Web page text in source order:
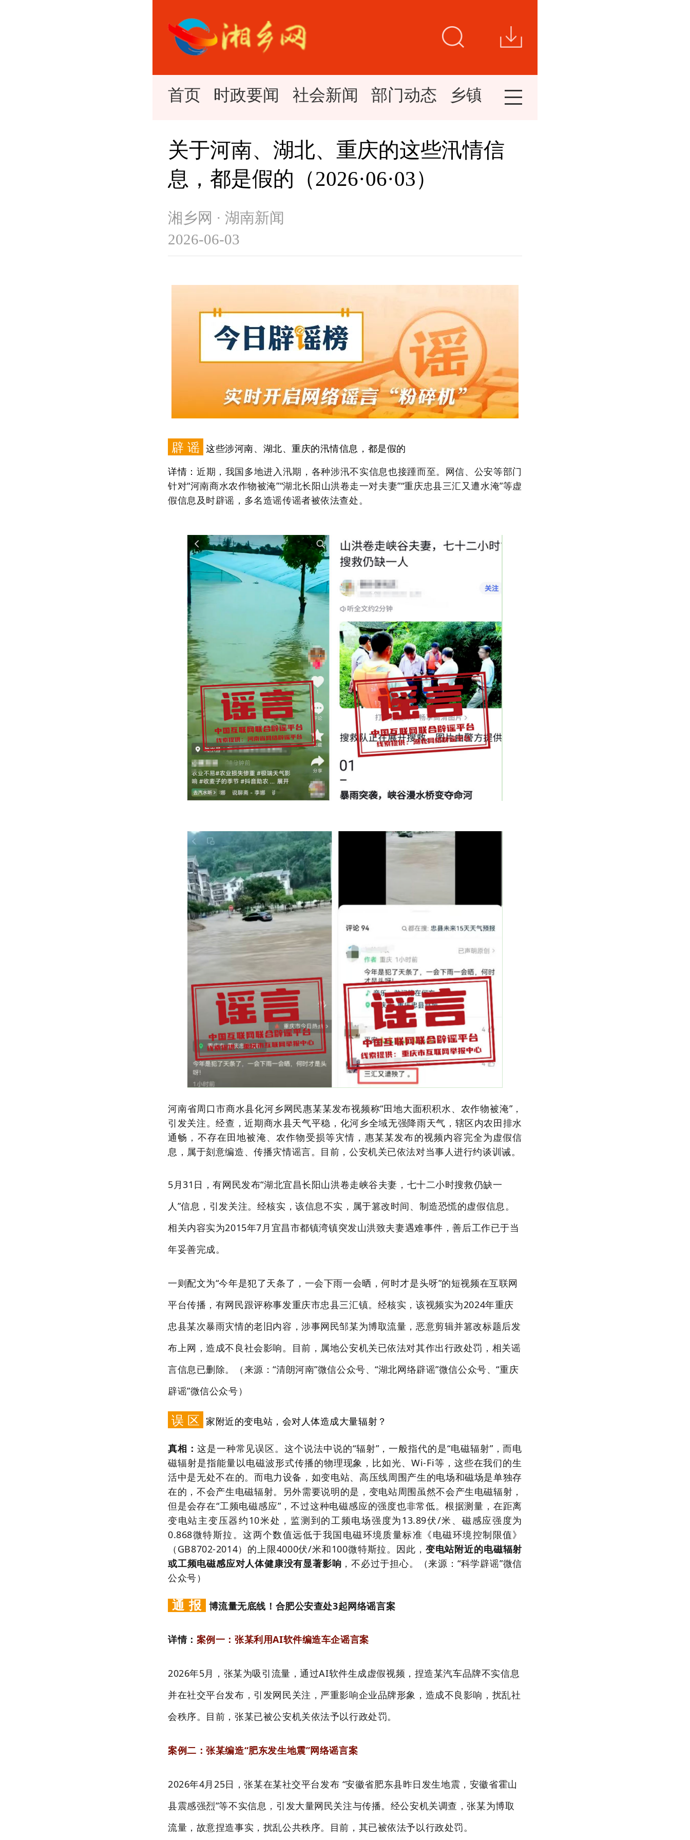
首页 时政要闻 社会新闻 部门动态 乡镇新闻
关于河南、湖北、重庆的这些汛情信
息，都是假的（2026·06·03）
湘乡网 · 湖南新闻
2026-06-03
辟 谣 这些涉河南、湖北、重庆的汛情信息，都是假的
详情： 近期，我国多地进入汛期，各种涉汛不实信息也接踵而至。网信、公安等部门
针对“河南商水农作物被淹”“湖北长阳山洪卷走一对夫妻”“重庆忠县三汇又遭水淹”等虚
假信息及时辟谣，多名造谣传谣者被依法查处。
河南省周口市商水县化河乡网民惠某某发布视频称“田地大面积积水、农作物被淹”，
引发关注。经查，近期商水县天气平稳，化河乡全域无强降雨天气，辖区内农田排水
通畅，不存在田地被淹、农作物受损等灾情，惠某某发布的视频内容完全为虚假信
息，属于刻意编造、传播灾情谣言。目前，公安机关已依法对当事人进行约谈训诫。
5月31日，有网民发布“湖北宜昌长阳山洪卷走峡谷夫妻，七十二小时搜救仍缺一
人”信息，引发关注。经核实，该信息不实，属于篡改时间、制造恐慌的虚假信息。
相关内容实为2015年7月宜昌市都镇湾镇突发山洪致夫妻遇难事件，善后工作已于当
年妥善完成。
一则配文为“今年是犯了天条了，一会下雨一会晒，何时才是头呀”的短视频在互联网
平台传播，有网民跟评称事发重庆市忠县三汇镇。经核实，该视频实为2024年重庆
忠县某次暴雨灾情的老旧内容，涉事网民邹某为博取流量，恶意剪辑并篡改标题后发
布上网，造成不良社会影响。目前，属地公安机关已依法对其作出行政处罚，相关谣
言信息已删除。（来源：“清朗河南”微信公众号、“湖北网络辟谣”微信公众号、“重庆
辟谣”微信公众号）
误 区 家附近的变电站，会对人体造成大量辐射？
真相： 这是一种常见误区。这个说法中说的“辐射”，一般指代的是“电磁辐射”，而电
磁辐射是指能量以电磁波形式传播的物理现象，比如光、Wi-Fi等，这些在我们的生
活中是无处不在的。而电力设备，如变电站、高压线周围产生的电场和磁场是单独存
在的，不会产生电磁辐射。另外需要说明的是，变电站周围虽然不会产生电磁辐射，
但是会存在“工频电磁感应”，不过这种电磁感应的强度也非常低。根据测量，在距离
变电站主变压器约10米处，监测到的工频电场强度为13.89伏/米、磁感应强度为
0.868微特斯拉。这两个数值远低于我国电磁环境质量标准《电磁环境控制限值》
（GB8702-2014）的上限4000伏/米和100微特斯拉。因此， 变电站附近的电磁辐射
或工频电磁感应对人体健康没有显著影响 ，不必过于担心。（来源：“科学辟谣”微信
公众号）
通 报 博流量无底线！合肥公安查处3起网络谣言案
详情： 案例一：张某利用AI软件编造车企谣言案
2026年5月，张某为吸引流量，通过AI软件生成虚假视频，捏造某汽车品牌不实信息
并在社交平台发布，引发网民关注，严重影响企业品牌形象，造成不良影响，扰乱社
会秩序。目前，张某已被公安机关依法予以行政处罚。
案例二：张某编造“肥东发生地震”网络谣言案
2026年4月25日，张某在某社交平台发布 “安徽省肥东县昨日发生地震，安徽省霍山
县震感强烈”等不实信息，引发大量网民关注与传播。经公安机关调查，张某为博取
流量，故意捏造事实，扰乱公共秩序。目前，其已被依法予以行政处罚。